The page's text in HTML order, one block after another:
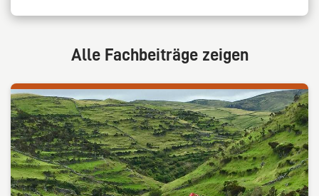
Alle Fachbeiträge zeigen